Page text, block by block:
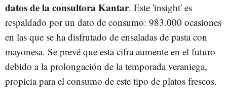
datos de la consultora Kantar. Este 'insight' es
respaldado por un dato de consumo: 983.000 ocasiones
en las que se ha disfrutado de ensaladas de pasta con
mayonesa. Se prevé que esta cifra aumente en el futuro
debido a la prolongación de la temporada veraniega,
propicia para el consumo de este tipo de platos frescos.